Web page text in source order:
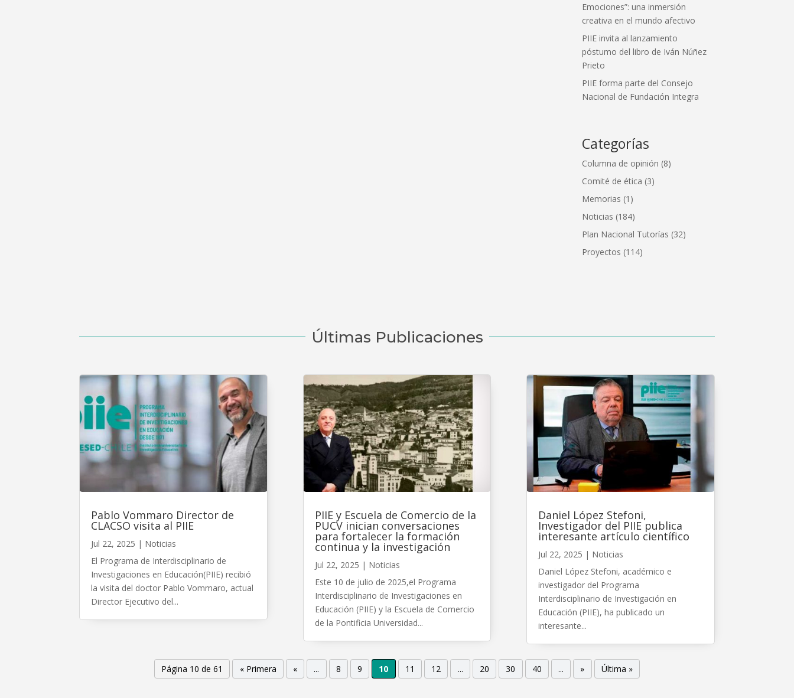
Emociones”: una inmersión
creativa en el mundo afectivo
PIIE invita al lanzamiento
póstumo del libro de Iván Núñez
Prieto
PIIE forma parte del Consejo
Nacional de Fundación Integra
Categorías
Columna de opinión (8)
Comité de ética (3)
Memorias (1)
Noticias (184)
Plan Nacional Tutorías (32)
Proyectos (114)
Últimas Publicaciones
Pablo Vommaro Director de
CLACSO visita al PIIE
Jul 22, 2025 | Noticias
El Programa de Interdisciplinario de
Investigaciones en Educación(PIIE) recibió
la visita del doctor Pablo Vommaro, actual
Director Ejecutivo del...
PIIE y Escuela de Comercio de la
PUCV inician conversaciones
para fortalecer la formación
continua y la investigación
Jul 22, 2025 | Noticias
Este 10 de julio de 2025,el Programa
Interdisciplinario de Investigaciones en
Educación (PIIE) y la Escuela de Comercio
de la Pontificia Universidad...
Daniel López Stefoni,
Investigador del PIIE publica
interesante artículo científico
Jul 22, 2025 | Noticias
Daniel López Stefoni, académico e
investigador del Programa
Interdisciplinario de Investigación en
Educación (PIIE), ha publicado un
interesante...
Página 10 de 61 « Primera « ... 8 9 10 11 12 ... 20 30 40 ... » Última »